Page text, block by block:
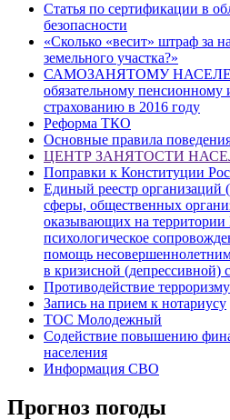
Статья по сертификации в
безопасности
«Сколько «весит» штраф за
земельного участка?»
САМОЗАНЯТОМУ
обязательному
страхованию в 2016 году
Реформа ТКО
Основные правила
ЦЕНТР ЗАНЯТОСТИ
Поправки к Конституции
Единый реестр организаций
сферы, общественных
оказывающих на территории
психологическое
помощь
в кризисной (депрессивной)
Противодействие
Запись на прием к нотариусу
ТОС Молодежный
Содействие повышению
населения
Информация СВО
Прогноз погоды